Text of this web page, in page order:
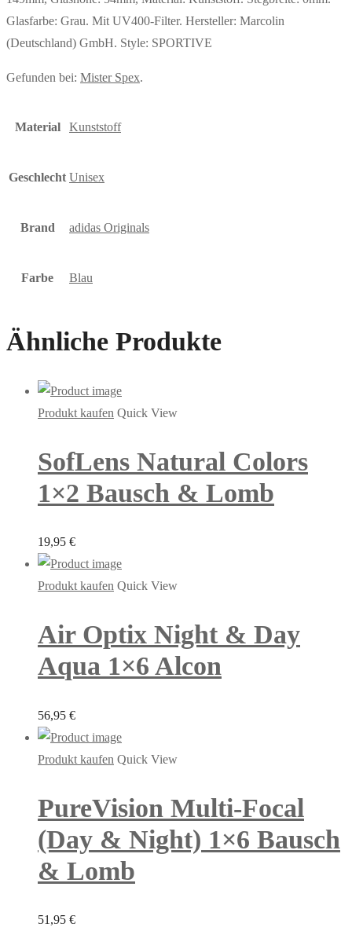
Glasfarbe: Grau. Mit UV400-Filter. Hersteller: Marcolin
(Deutschland) GmbH. Style: SPORTIVE
Gefunden bei: Mister Spex.
Material Kunststoff
Geschlecht Unisex
Brand adidas Originals
Farbe Blau
Ähnliche Produkte
Produkt kaufen Quick View
SofLens Natural Colors
1×2 Bausch & Lomb
19,95 €
Produkt kaufen Quick View
Air Optix Night & Day
Aqua 1×6 Alcon
56,95 €
Produkt kaufen Quick View
PureVision Multi-Focal
(Day & Night) 1×6 Bausch
& Lomb
51,95 €